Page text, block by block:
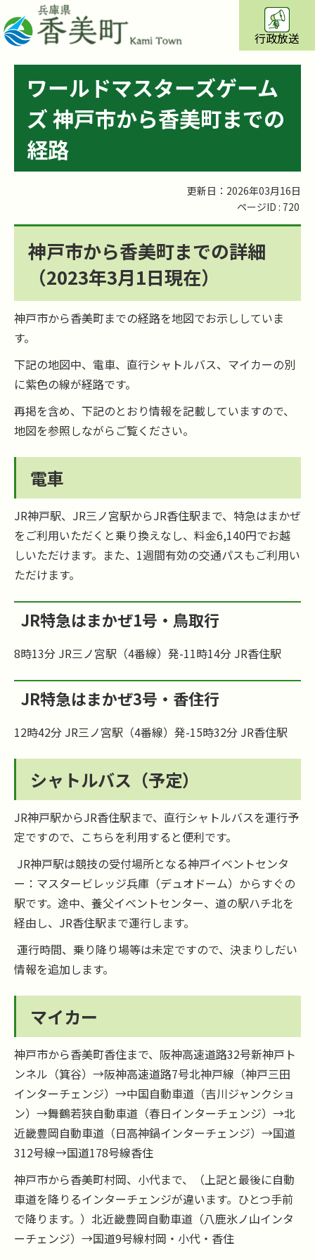
行政放送
ワールドマスターズゲーム
ズ 神戸市から香美町までの
経路
更新日：2026年03月16日
ページID : 720
神戸市から香美町までの詳細
（2023年3月1日現在）
神戸市から香美町までの経路を地図でお示ししていま
す。
下記の地図中、電車、直行シャトルバス、マイカーの別
に紫色の線が経路です。
再掲を含め、下記のとおり情報を記載していますので、
地図を参照しながらご覧ください。
電車
JR神戸駅、JR三ノ宮駅からJR香住駅まで、特急はまかぜ
をご利用いただくと乗り換えなし、料金6,140円でお越
しいただけます。また、1週間有効の交通パスもご利用い
ただけます。
JR特急はまかぜ1号・鳥取行
8時13分 JR三ノ宮駅（4番線）発-11時14分 JR香住駅
JR特急はまかぜ3号・香住行
12時42分 JR三ノ宮駅（4番線）発-15時32分 JR香住駅
シャトルバス（予定）
JR神戸駅からJR香住駅まで、直行シャトルバスを運行予
定ですので、こちらを利用すると便利です。
JR神戸駅は競技の受付場所となる神戸イベントセンタ
ー：マスタービレッジ兵庫（デュオドーム）からすぐの
駅です。途中、養父イベントセンター、道の駅ハチ北を
経由し、JR香住駅まで運行します。
運行時間、乗り降り場等は未定ですので、決まりしだい
情報を追加します。
マイカー
神戸市から香美町香住まで、阪神高速道路32号新神戸ト
ンネル（箕谷）→阪神高速道路7号北神戸線（神戸三田
インターチェンジ）→中国自動車道（吉川ジャンクショ
ン）→舞鶴若狭自動車道（春日インターチェンジ）→北
近畿豊岡自動車道（日高神鍋インターチェンジ）→国道
312号線→国道178号線香住
神戸市から香美町村岡、小代まで、（上記と最後に自動
車道を降りるインターチェンジが違います。ひとつ手前
で降ります。）北近畿豊岡自動車道（八鹿氷ノ山インタ
ーチェンジ）→国道9号線村岡・小代・香住